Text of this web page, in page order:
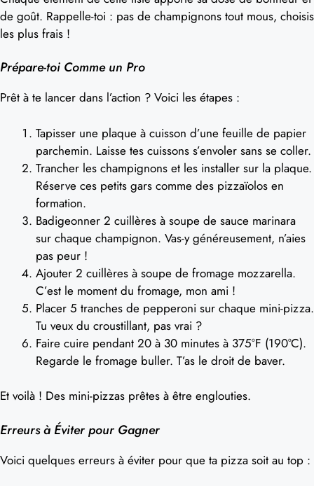
de goût. Rappelle-toi : pas de champignons tout mous, choisis
les plus frais !
Prépare-toi Comme un Pro
Prêt à te lancer dans l’action ? Voici les étapes :
Tapisser une plaque à cuisson d’une feuille de papier
parchemin. Laisse tes cuissons s’envoler sans se coller.
Trancher les champignons et les installer sur la plaque.
Réserve ces petits gars comme des pizzaïolos en
formation.
Badigeonner 2 cuillères à soupe de sauce marinara
sur chaque champignon. Vas-y généreusement, n’aies
pas peur !
Ajouter 2 cuillères à soupe de fromage mozzarella.
C’est le moment du fromage, mon ami !
Placer 5 tranches de pepperoni sur chaque mini-pizza.
Tu veux du croustillant, pas vrai ?
Faire cuire pendant 20 à 30 minutes à 375°F (190°C).
Regarde le fromage buller. T’as le droit de baver.
Et voilà ! Des mini-pizzas prêtes à être englouties.
Erreurs à Éviter pour Gagner
Voici quelques erreurs à éviter pour que ta pizza soit au top :